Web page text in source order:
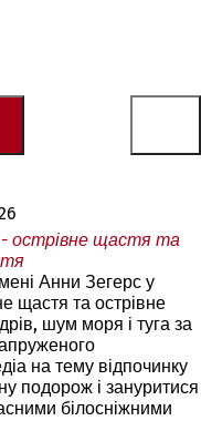
- острівне щастя та
Анни Зегерс у
щастя та острівне
шум моря і туга за
на тему відпочинку
подорож і зануритися
білосніжними